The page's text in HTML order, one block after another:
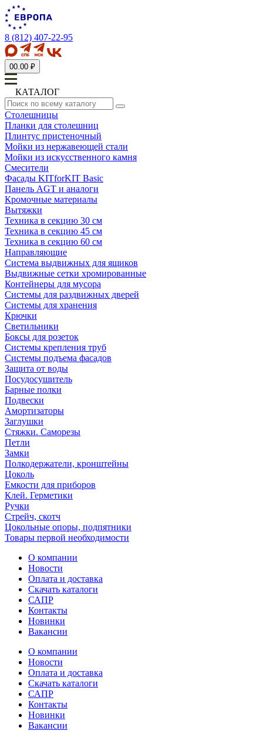
8 (812) 407-22-95
00.00 ₽
КАТАЛОГ
Столешницы
Планки для столешниц
Плинтус пристеночный
Мойки из нержавеющей стали
Мойки из искусственного камня
Смесители
Фасады KITforKIT Basic
Панель AGT и аналоги
Кромочные материалы
Вытяжки
Техника в секцию 30 см
Техника в секцию 45 см
Техника в секцию 60 см
Направляющие
Система выдвижных для ящиков
Выдвижные сетки хромированные
Контейнеры для мусора
Системы для раздвижных дверей
Системы для хранения
Крючки
Светильники
Боксы для розеток
Системы крепления труб
Системы подъема фасадов
Защита от воды
Посудосушитель
Барные полки
Подвески
Амортизаторы
Заглушки
Стяжки. Саморезы
Петли
Замки
Полкодержатели, кронштейны
Цоколь
Емкости для приборов
Клей. Герметики
Ручки
Стрейч, скотч
Цокольные опоры, подпятники
Товары первой необходимости
О компании
Новости
Оплата и доставка
Скачать каталоги
САПР
Контакты
Новинки
Вакансии
О компании
Новости
Оплата и доставка
Скачать каталоги
САПР
Контакты
Новинки
Вакансии